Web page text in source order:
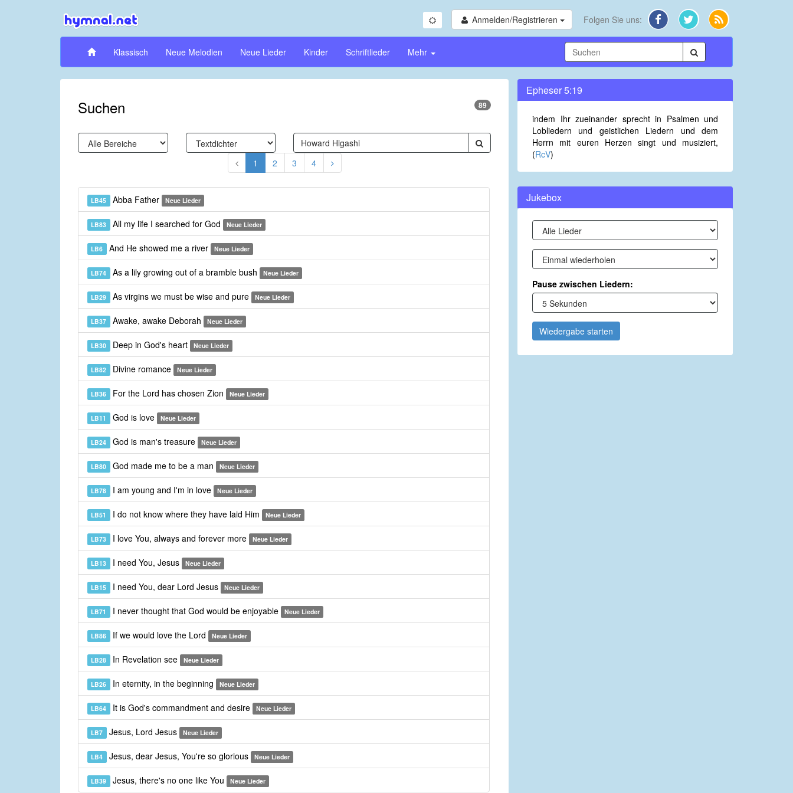
Anmelden/Registrieren Folgen Sie uns:
Klassisch Neue Melodien Neue Lieder Kinder Schriftlieder Mehr
Suchen 89
1 2 3 4
LB45 Abba Father Neue Lieder
LB83 All my life I searched for God Neue Lieder
LB6 And He showed me a river Neue Lieder
LB74 As a lily growing out of a bramble bush Neue Lieder
LB29 As virgins we must be wise and pure Neue Lieder
LB37 Awake, awake Deborah Neue Lieder
LB30 Deep in God's heart Neue Lieder
LB82 Divine romance Neue Lieder
LB36 For the Lord has chosen Zion Neue Lieder
LB11 God is love Neue Lieder
LB24 God is man's treasure Neue Lieder
LB80 God made me to be a man Neue Lieder
LB78 I am young and I'm in love Neue Lieder
LB51 I do not know where they have laid Him Neue Lieder
LB73 I love You, always and forever more Neue Lieder
LB13 I need You, Jesus Neue Lieder
LB15 I need You, dear Lord Jesus Neue Lieder
LB71 I never thought that God would be enjoyable Neue Lieder
LB86 If we would love the Lord Neue Lieder
LB28 In Revelation see Neue Lieder
LB26 In eternity, in the beginning Neue Lieder
LB64 It is God's commandment and desire Neue Lieder
LB7 Jesus, Lord Jesus Neue Lieder
LB4 Jesus, dear Jesus, You're so glorious Neue Lieder
LB39 Jesus, there's no one like You Neue Lieder
Epheser 5:19
indem Ihr zueinander sprecht in Psalmen und
Lobliedern und geistlichen Liedern und dem
Herrn mit euren Herzen singt und musiziert,
(RcV)
Jukebox
Pause zwischen Liedern:
Wiedergabe starten